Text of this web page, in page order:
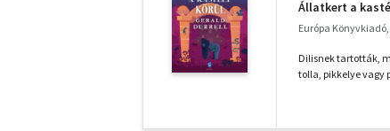
Állatkert a
Európa Könyvkiadó,
Dilisnek tartották,
tolla, pikkelye vagy